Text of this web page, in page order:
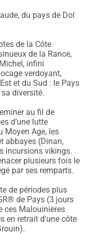
du pays de Dol
de la Côte
de la Rance,
infini
verdoyant,
et du Sud : le Pays
diversité.
au fil de
d’une lutte
Moyen Age, les
abbayes (Dinan,
incursions vikings.
plusieurs fois le
par ses remparts.
de périodes plus
de Pays (3 jours
ces Malouinières
en retrait d'une côte